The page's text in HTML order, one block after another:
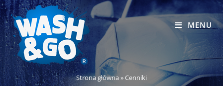
MENU
Strona główna»Cenniki